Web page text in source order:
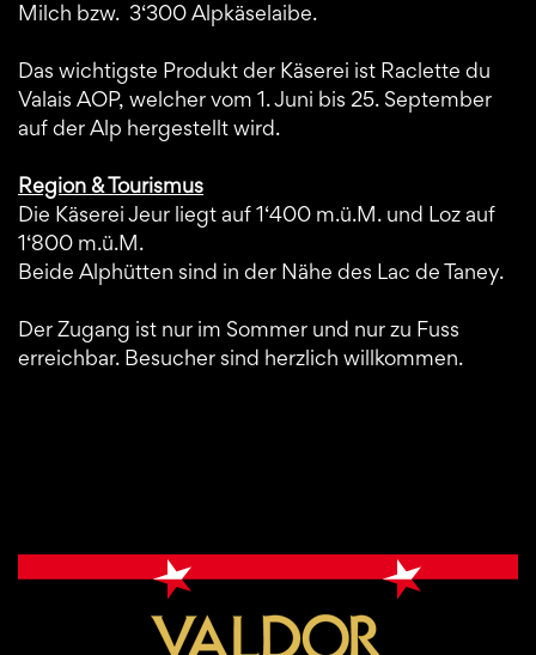
Milch bzw. 3‘300 Alpkäselaibe.
Das wichtigste Produkt der Käserei ist Raclette du
Valais AOP, welcher vom 1. Juni bis 25. September
auf der Alp hergestellt wird.
Region & Tourismus
Die Käserei Jeur liegt auf 1‘400 m.ü.M. und Loz auf
1‘800 m.ü.M.
Beide Alphütten sind in der Nähe des Lac de Taney.
Der Zugang ist nur im Sommer und nur zu Fuss
erreichbar. Besucher sind herzlich willkommen.